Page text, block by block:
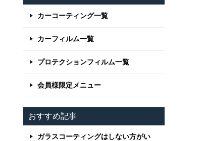
カーコーティング一覧
カーフィルム一覧
プロテクションフィルム一覧
会員様限定メニュー
おすすめ記事
ガラスコーティングはしない方がい